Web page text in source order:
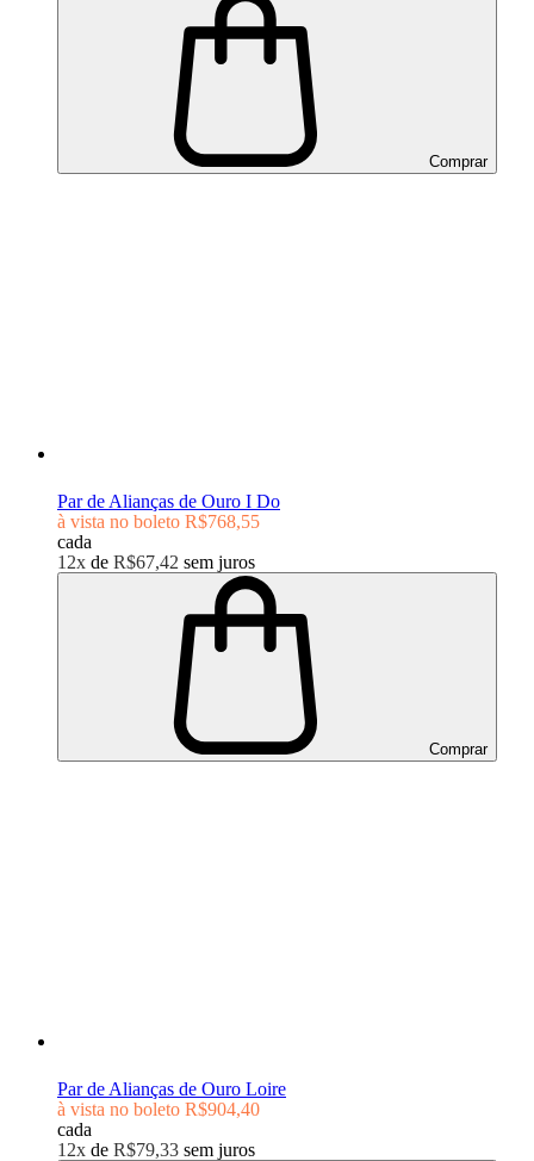
Comprar
Par de Alianças de Ouro I Do
à vista no boleto R$768,55
cada
12x de R$67,42 sem juros
Comprar
Par de Alianças de Ouro Loire
à vista no boleto R$904,40
cada
12x de R$79,33 sem juros